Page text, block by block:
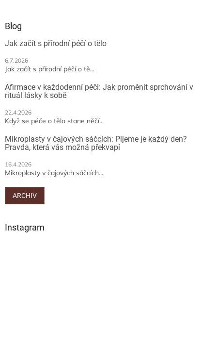
p
Blog
Jak začít s přírodní péčí o tělo
6.7.2026
Jak začít s přírodní péčí o tě...
Afirmace v každodenní péči: Jak proměnit sprchování v
rituál lásky k sobě
22.4.2026
Když se péče o tělo stane něčí...
Mikroplasty v čajových sáčcích: Pijeme je každý den?
Pravda, která vás možná překvapí
16.4.2026
Mikroplasty v čajových sáčcích...
ARCHIV
Instagram